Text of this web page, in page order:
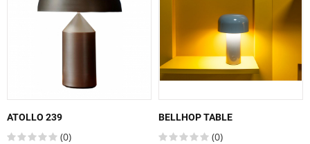
ATOLLO 239
(0)
BELLHOP TABLE
(0)